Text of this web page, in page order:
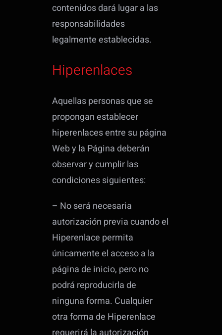
contenidos dará lugar a las
responsabilidades
legalmente establecidas.
Hiperenlaces
Aquellas personas que se
propongan establecer
hiperenlaces entre su página
Web y la Página deberán
observar y cumplir las
condiciones siguientes:
– No será necesaria
autorización previa cuando el
Hiperenlace permita
únicamente el acceso a la
página de inicio, pero no
podrá reproducirla de
ninguna forma. Cualquier
otra forma de Hiperenlace